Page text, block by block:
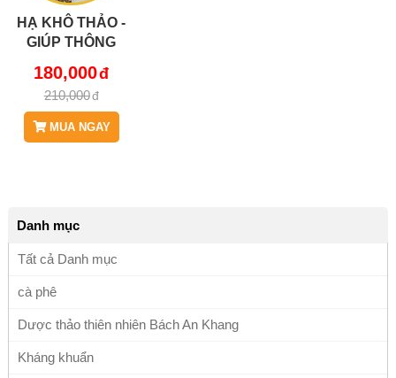
HẠ KHÔ THẢO -
GIÚP THÔNG
TRỢ TRÀNG
NHẠC, HẠ
HUYẾT ÁP
JD107
180,000
210,000
MUA NGAY
Danh mục
Tất cả Danh mục
cà phê
Dược thảo thiên nhiên Bách An Khang
Kháng khuẩn